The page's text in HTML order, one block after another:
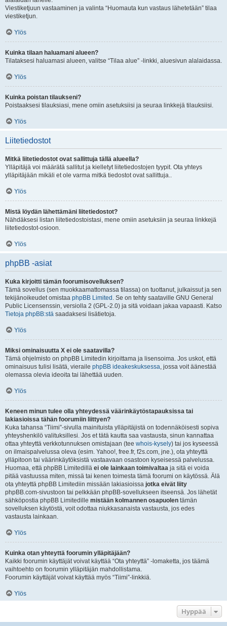
Viestiketjuun vastaaminen ja valinta “Huomauta kun vastaus lähetetään” tilaa
viestiketjun.
Ylös
Kuinka tilaan haluamani alueen?
Tilataksesi haluamasi alueen, valitse “Tilaa alue” -linkki, aluesivun alalaidassa.
Ylös
Kuinka poistan tilaukseni?
Poistaaksesi tilauksiasi, mene omiin asetuksiisi ja seuraa linkkejä tilauksiisi.
Ylös
Liitetiedostot
Mitkä liitetiedostot ovat sallittuja tällä alueella?
Ylläpitäjä voi määrätä sallitut ja kielletyt liitetiedostojen tyypit. Ota yhteys
ylläpitäjään mikäli et ole varma mitkä tiedostot ovat sallittuja..
Ylös
Mistä löydän lähettämäni liitetiedostot?
Nähdäksesi listan liitetiedostoistasi, mene omiin asetuksiin ja seuraa linkkejä
liitetiedostot-osioon.
Ylös
phpBB -asiat
Kuka kirjoitti tämän foorumisovelluksen?
Tämä sovellus (sen muokkaamattomassa tilassa) on tuottanut, julkaissut ja sen
tekijänoikeudet omistaa phpBB Limited . Se on tehty saataville GNU General
Public Licensenssin, versiolla 2 (GPL-2.0) ja sitä voidaan jakaa vapaasti. Katso
Tietoja phpBB:stä saadaksesi lisätietoja.
Ylös
Miksi ominaisuutta X ei ole saatavilla?
Tämä ohjelmisto on phpBB Limitedin kirjoittama ja lisensoima. Jos uskot, että
ominaisuus tulisi lisätä, vieraile phpBB ideakeskuksessa, jossa voit äänestää
olemassa olevia ideoita tai lähettää uuden.
Ylös
Keneen minun tulee olla yhteydessä väärinkäytöstapauksissa tai
lakiasioissa tähän foorumiin liittyen?
Kuka tahansa “Tiimi”-sivulla mainituista ylläpitäjistä on todennäköisesti sopiva
yhteyshenkilö valituksillesi. Jos et tätä kautta saa vastausta, sinun kannattaa
ottaa yhteyttä verkkotunnuksen omistajaan (tee whois-kysely) tai jos kyseessä
on ilmaispalvelussa oleva (esim. Yahoo!, free.fr, f2s.com, jne.), ota yhteyttä
ylläpitoon tai väärinkäytöksistä vastaavaan osastoon kyseisessä palvelussa.
Huomaa, että phpBB Limitedillä ei ole lainkaan toimivaltaa ja sitä ei voida
pitää vastuussa miten, missä tai kenen toimesta tämä foorumi on käytössä. Älä
ota yhteyttä phpBB Limitediin missään lakiasioissa jotka eivät liity
phpBB.com-sivustoon tai pelkkään phpBB-sovellukseen itseensä. Jos lähetät
sähköpostia phpBB Limitedille mistään kolmannen osapuolen tämän
sovelluksen käytöstä, voit odottaa niukkasanaista vastausta, jos edes
vastausta lainkaan.
Ylös
Kuinka otan yhteyttä foorumin ylläpitäjään?
Kaikki foorumin käyttäjät voivat käyttää “Ota yhteyttä” -lomaketta, jos täämä
vaihtoehto on foorumin ylläpitäjän mahdollistama.
Foorumin käyttäjät voivat käyttää myös “Tiimi”-linkkiä.
Ylös
Hyppää